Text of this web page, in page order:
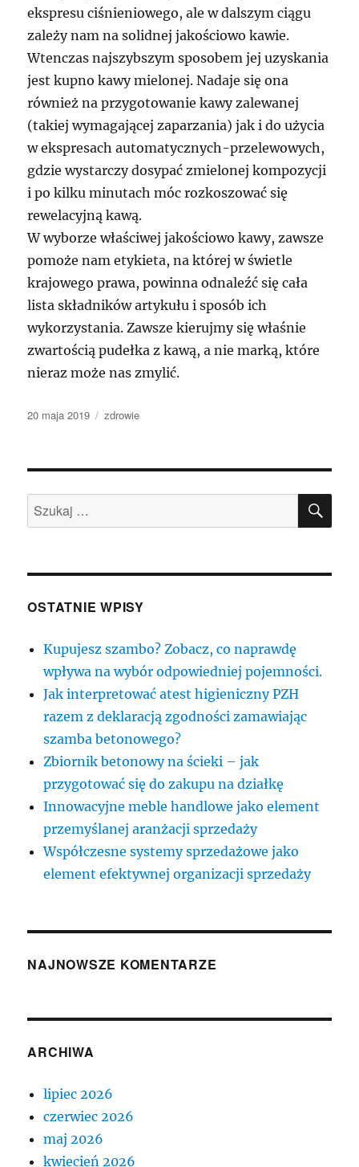
ekspresu ciśnieniowego, ale w dalszym ciągu
zależy nam na solidnej jakościowo kawie.
Wtenczas najszybszym sposobem jej uzyskania
jest kupno kawy mielonej. Nadaje się ona
również na przygotowanie kawy zalewanej
(takiej wymagającej zaparzania) jak i do użycia
w ekspresach automatycznych-przelewowych,
gdzie wystarczy dosypać zmielonej kompozycji
i po kilku minutach móc rozkoszować się
rewelacyjną kawą.
W wyborze właściwej jakościowo kawy, zawsze
pomoże nam etykieta, na której w świetle
krajowego prawa, powinna odnaleźć się cała
lista składników artykułu i sposób ich
wykorzystania. Zawsze kierujmy się właśnie
zwartością pudełka z kawą, a nie marką, które
nieraz może nas zmylić.
Data
20 maja 2019 Kategorie
zdrowie
Szukaj:
OSTATNIE WPISY
Kupujesz szambo? Zobacz, co naprawdę
wpływa na wybór odpowiedniej pojemności.
Jak interpretować atest higieniczny PZH
razem z deklaracją zgodności zamawiając
szamba betonowego?
Zbiornik betonowy na ścieki – jak
przygotować się do zakupu na działkę
Innowacyjne meble handlowe jako element
przemyślanej aranżacji sprzedaży
Współczesne systemy sprzedażowe jako
element efektywnej organizacji sprzedaży
NAJNOWSZE KOMENTARZE
ARCHIWA
lipiec 2026
czerwiec 2026
maj 2026
kwiecień 2026